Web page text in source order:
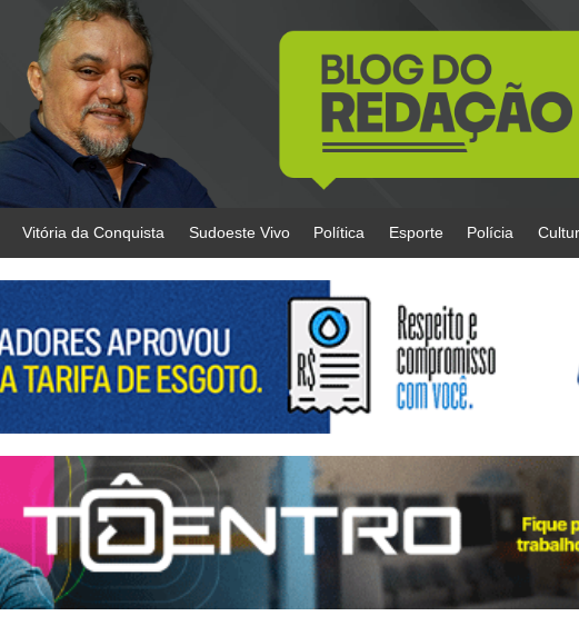
Vitória da Conquista Sudoeste Vivo Política Esporte Polícia